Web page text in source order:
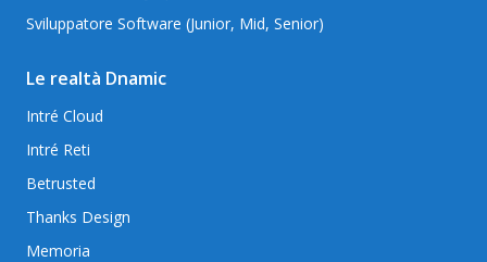
Sviluppatore Software (Junior, Mid, Senior)
Le realtà Dnamic
Intré Cloud
Intré Reti
Betrusted
Thanks Design
Memoria